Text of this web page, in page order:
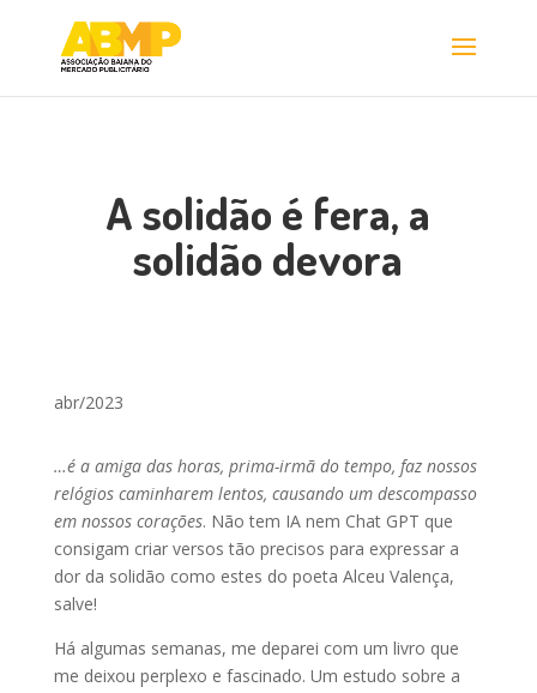
A solidão é fera, a
solidão devora
abr/2023
…é a amiga das horas, prima-irmã do tempo, faz nossos
relógios caminharem lentos, causando um descompasso
em nossos corações. Não tem IA nem Chat GPT que
consigam criar versos tão precisos para expressar a
dor da solidão como estes do poeta Alceu Valença,
salve!
Há algumas semanas, me deparei com um livro que
me deixou perplexo e fascinado. Um estudo sobre a